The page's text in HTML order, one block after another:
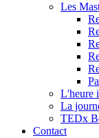
Les
L'heure
La
TEDx
Contact